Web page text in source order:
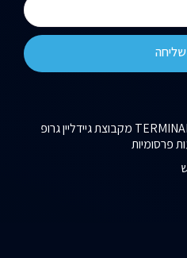
אני מאשר/ת לקבל מחברת TERMINAL מקבוצת גיידליין גרופ
פרסומיות
שליחה